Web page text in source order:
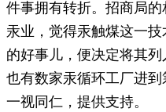
件事拥有转折。招商局
汞业，觉得汞触煤这一
的好事儿，便决定将其
也有数家汞循环工厂进
一视同仁，提供支持。